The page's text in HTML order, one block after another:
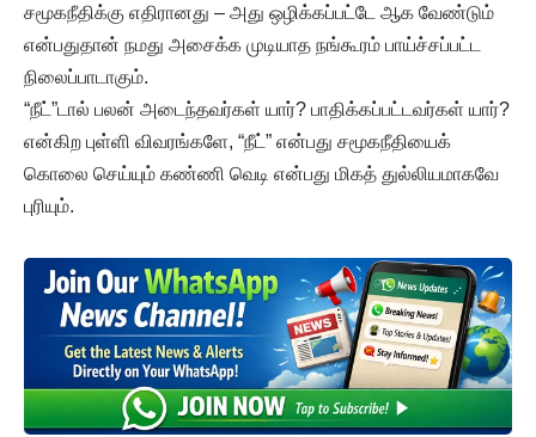
சமூகநீதிக்கு எதிரானது – அது ஒழிக்கப்பட்டே ஆக வேண்டும்
என்பதுதான் நமது அசைக்க முடியாத நங்கூரம் பாய்ச்சப்பட்ட
நிலைப்பாடாகும்.
“நீட்”டால் பலன் அடைந்தவர்கள் யார்? பாதிக்கப்பட்டவர்கள் யார்?
என்கிற புள்ளி விவரங்களே, “நீட்” என்பது சமூகநீதியைக்
கொலை செய்யும் கண்ணி வெடி என்பது மிகத் துல்லியமாகவே
புரியும்.